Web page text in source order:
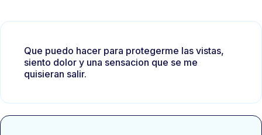
Que puedo hacer para protegerme las vistas,
siento dolor y una sensacion que se me
quisieran salir.